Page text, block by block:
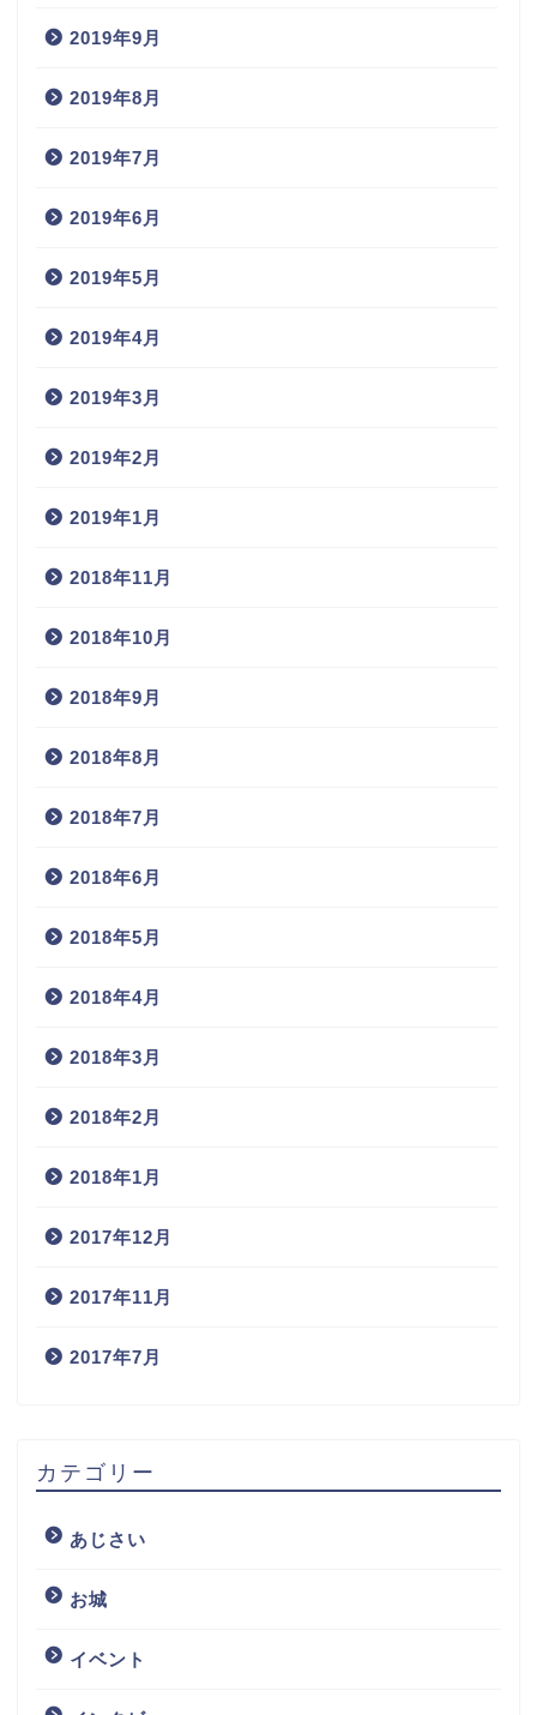
2019年9月
2019年8月
2019年7月
2019年6月
2019年5月
2019年4月
2019年3月
2019年2月
2019年1月
2018年11月
2018年10月
2018年9月
2018年8月
2018年7月
2018年6月
2018年5月
2018年4月
2018年3月
2018年2月
2018年1月
2017年12月
2017年11月
2017年7月
カテゴリー
あじさい
お城
イベント